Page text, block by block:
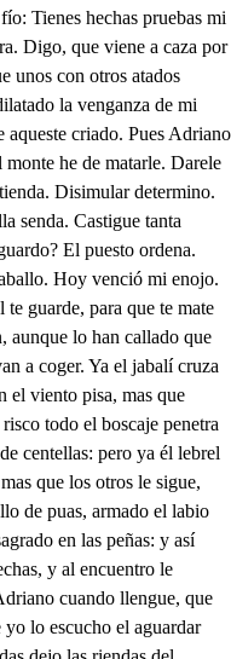
tan adversa fortuna, ya va descubriendo alguna vislumbre de providencia: y quien hace, que en prensencia mía el animal aguarde, borrara con nuevo alarde en mí las señas de infiel, pues pado quitarle a él los resabios de cobarde, Adore este coronado Rey, que mostrando seberos en ojos, en vez de archeros viene de ganchos cercado: sino es que me ha presentado (sabiendo que le persigo) la batalla, y trae consigo de picas ese escuadrón, para que las armas son si se rinde el enemigo? Halla el más viejo anima! de esa especie, en los ganchosos números de sus copiosos años la suma cabal; mas tú por ser inmortal, sin cuenta a tu frente añades el que autor de las edades las cifra en ti todas juntas? y ansi no suman tus puntas lustros, si no eternidades. Mas bruto veloz, porque me dejas tan presto? espera. como es viento tu carrera cuando ya es fuegó mi fe? pero yo atrás te dejé, aunque tu igualas al viento, que puesto que alcancé atento al Dios con que ufano vas, en menos distancia, mas corrió mi conocimiento. Qué haré, que ya con la fría noche el mundo se cegó, y el Sol para mi salió, cuando a otros se muere el día; aguardaré la porfía de Adriano; mas si he visto la nueva luz, que conduisto porque tan remiso estoy? buscando el Bautismo voy para Confesar a Cristo. JORNADA SECUNDA Teodora? Placido, que te cansas en porfiar, mis dioses he de adorar, y entrega al tuyo tu fe, que son pensamientos vanos, que tenga culto debido un Dios que no es conocido entre los Dioses Romanos. Perdona justas licencias, y advierte que los sentidos de la urilidad vencidos estiman las experiencias. Apolo ese Dios luciente, que por nuestro bien camina, siendo su estación divina. salud de la humanajente, da en cada rayo un tesoro en nuestra común fatiga, el rojo campo lo diga, sazonando espigas de oro: y para el comercio humano en divtintos Horizontes, vuelve el alma de los montes rubio metal grano agrano. Baco en pan; panes opimos, si de su poder teríes, da colecha de rubies de sus dorados racimos. Flora, porque más te admire, hace en suaves olores monumentos de las flores adonde el Fénix espire: y si en su muerte olorosa las aromas escogiera, por calámbucos pidiera los capillos delarosa. Si efectos tan claros ves, y el Dios que tu pecho abona da espinas en la Corona, y da clavos en los pies, y esto lo advierte el sentido de ese Dios que has confesado, que aunque fuera imaginado me diera horror lo creído; como tu engaño desea que nos perdamos los dos, si los bienes de ese Dios no hay sentido que los crea? Si me tuvieras amor como Dios manda, perfecto, tuvieras mejor concepto de lo que te esta mejor. Aunque te estimo Teodora, por tu agradable hermosura, otra belleza más pura es la que mi pecho adora. Tu alma imagen de Dios adoro, mi amor advierte, porque viva de esta suerte amor eterno en los dos Ese Dios lucero ardiente que ve Regiones distintas, hace el mismo bien que pintas a los de ley diferente. Si le ultraja, si le adora el bárbaro más feroz, verás que en curso veloz le alegra, y sus campos dora. Pues si es repetida luz, sin premiar, ni castigar, y es luz que pudo eclipsar el Dios que murió en la Cruz, será su hermoso arrebol bello precursor que diga; que hay solo un Dios que castiga a los que adoran al Sol, Luz de Dios el Sol recibe, del solo es bien que la espere, y es turbarse cuando muere confesar que muere, y vive: porque acabarse, y morir sin majestad superior, no le diera al Sol temor para dejar de lucir. Mas confiesa la verdad, viendo que Cristo padece, y en cada luz que escurece pregona su eternidad. Pues si este Dios ultrajado por nuestra eterna salud, pudo en su misma virtud dejar al Sol eclipsado. Si tu Fe este bien merece, dime que poder tendrá si resucitado esta quién muriendo le escurece? A estas flores (dueño mío) blancas, azules, y rojas, que en las conchas de sus hojas beben al Alba el rocío, les dice esa luz vestida de resplandores tan claros, mirad que salgo a avisaros que debéis a Dios la vida. Y ellas que aliento reciben con cada nuevo arrebol, pasan más allá del Sol a confesar por quien viven. Dos hijos por prendas bellas de nuestro amor nos ha dado el Dios que yo he confesado, Dios del Sol, y las Estrellas. Advierte el bien de los dos, que sobre esas luces puras ofrece glorias seguras a quien le confiesa Dios. Confesarle, es merecer; sin fe, quién podrá gozar? La escala para alcanzar es comenzar a creer. Bienes ofreciendo estas eternos; pues dile aquí que me dé algunos a mí, por señal de los demás: que si estriba el merecer en llegarle a confesar, dile que me empiece a dar, y le empezaré a creer. Y pues tiene el bien sobrado, haganos bien a los dos, o pensaré que no es Dios quien se paga adelantado. Si en esos Cielos serenos tanto bien tu Dios guardó, para que aguarda que yo le pida, teniendo menos? Sabes que vengo a creer? Que tu Dios quiere sacar de lo que yo le he dar el bien que me ha de volver; conque la verdad infiero que necesita de mí, pues esta aguardando aquí a que yo le dé primero. Y si se compra el tesoro de los Cielos, con la Fe, con ella lo compraré de los Dioses que yo adoro. Perdone lo entretenido, porque en semejantes casos desterrar lo lastimoso fuera descortés agravio. Pierda el gracejo la voz, que fuera necio embarazo, cuando el dolor los ocupa que tropezara en los labios. Tus campos señor, o Cielos! si dividio vuestra mano la tierra del fuego, como son un elemento entrambos? Todos talados se miran al incendio de los rayos, pues con mayor monarquía el fuego en su Globo cuarto, que con tirano poder quiere elementos vasallos. Bajo a llevarse la sierra, y temiendo lo pesado, la ha reducido en pavesas, para que suba volando: tan polvo, y cehiza son, señor tus mieses, y campos, que es un dolor cada espiga, y una mememoria cada árbol. A los cuartos de tus casas, de Troya ardientes a magos, por huéspedes de apolento Salemandras les echaron. En los cedros olorosos, de tantos techos dorados, pudiera el Fénix caduco hallar últimos descansos. Mas aunque viviera el Fénix, solo pudieran hallarlo en la invencible paciencia con que tú me has escuchado. Y mis hijos? . Los pastores del incendio los sacaron, por dar a entender los cielos, que hay en desdichas milagros. Muda me tiene el dolor. Toma Julio, que regalos de Dios, se han de agradecer con las obras de sus manos; todo es de Dios, todo es suyo. Mira que soy tu criado, y nací para servirte. Pues esa lealtad te pago, con albricias de que Dios se acuerda de mí. Sitanto valor te dan las desdichas, corazón tienes bizarro para provar un donaire por falsa de tus trabajos. Perdiósele a un labrador toda la cosacha un año, y por consuelo un amigo le dijo, advertid fulano, que Dios se acuerda debos: y respondió despechado, en otra vez que se acuerde quedo destruido. Alabo el donaire, más condeno los pensamientos tan bajos, de quien tesoros divinos los busca en bienes humanos. Hay semejante locura! cuando tu Dios te ha quitado tantos bienes aún te excusas de la ocasión de llorarlos? Señor, lo que dejo el fuego no fue piedad, fue cuidado, pues pasando por el aire dio veneno a sus espacios. Tan inficionado queda, que parecen tus ganados. que respiran basiliscos, y todos se están mirando. Tan inmóviles los vimos, que presumen los collados para preciarse de montes, que son los toros peñascos. Tus blancas ovejas, siendo pura nieve por lo helado, aún no la derrite el Sol, porque ya la nieve es mármol. La que los cristales bebe, siendo las aguas contagio, por duro cristal de roca, vende sus bellones blancos. La muerte hambrienta, y feroz, siendo las vidas su pasto; disfrazada en los tomillos, dio acada pímpollo un lazo. Dice el encarecimiento viendo sin dueño un rebaño, como obejas sin pastor, y aquí pastores sobraron: tan suspensos, y tan mudos, que los montes largo espaci